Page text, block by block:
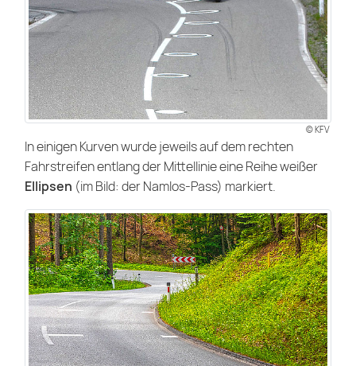
© KFV
In einigen Kurven wurde jeweils auf dem rechten
Fahrstreifen entlang der Mittellinie eine Reihe weißer
Ellipsen (im Bild: der Namlos-Pass) markiert.